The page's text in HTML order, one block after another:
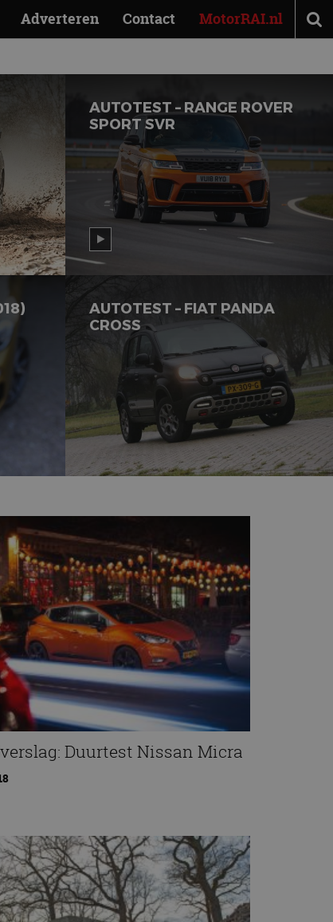
Adverteren Contact MotorRAI.nl
AUTOTEST – RANGE ROVER
SPORT SVR
AUTOTEST – FIAT PANDA
CROSS
Duurtest Nissan Micra